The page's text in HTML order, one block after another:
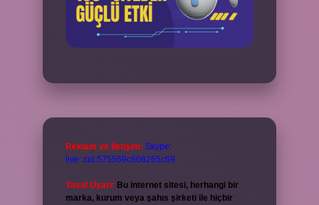
Reklam ve İletişim: Skype:
live:.cid.575569c608265c69
Yasal Uyarı: Bu internet sitesi, herhangi bir
marka, kurum veya şahıs şirketi ile hiçbir